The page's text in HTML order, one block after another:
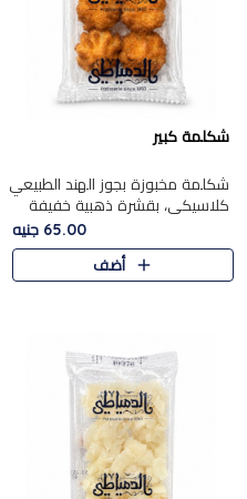
شكلمة كبير
شكلمة مخبوزة بجوز الهند الطبيعي
كلاسيكي، بقشرة ذهبية خفيفة
وقلب طري رطب يذوب في الفم،
تمنحك المذاق الشرقي الحلو الأصيل
التقليدي في كل لقمة.
65.00 جنيه
أضف